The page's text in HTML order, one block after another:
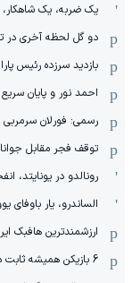
یک ضربه، یک شاهکار،
دو گل لحظه آخری در
بازدید سرزده رئیس
احمد نور و پایان
رسمی: فورلان سرمربی
توقف فجر مقابل
رونالدو در یونایتد،
الساندرو، یار باوفای
ارزشمندترین هافبک
6 بازیکن همیشه ثابت در رئال مادرید مورینیو